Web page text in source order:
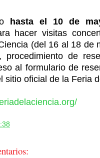
hasta el 10 de
hacer visitas
(del 16 al 18 de
procedimiento de
al formulario de
sitio oficial de la Feria
org/